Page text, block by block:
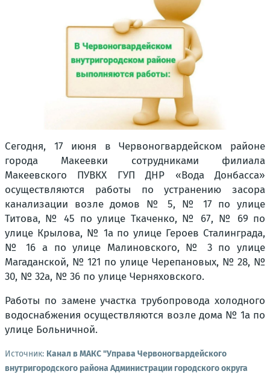
Сегодня, 17 июня в Червоногвардейском районе
города Макеевки сотрудниками филиала
Макеевского ПУВКХ ГУП ДНР «Вода Донбасса»
осуществляются работы по устранению засора
канализации возле домов № 5, № 17 по улице
Титова, № 45 по улице Ткаченко, № 67, № 69 по
улице Крылова, № 1а по улице Героев Сталинграда,
№ 16 а по улице Малиновского, № 3 по улице
Магаданской, № 121 по улице Черепановых, № 28, №
30, № 32а, № 36 по улице Черняховского.
Работы по замене участка трубопровода холодного
водоснабжения осуществляются возле дома № 1а по
улице Больничной.
Источник: Канал в МАКС "Управа Червоногвардейского
внутригородского района Администрации городского округа